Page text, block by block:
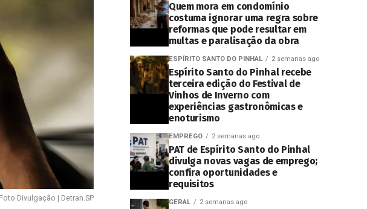
Divulgação | Detran.SP
Quem mora em condomínio
costuma ignorar uma regra sobre
reformas que pode resultar em
multas e paralisação da obra
ESPÍRITO SANTO DO PINHAL 2 semanas ago
Espírito Santo do Pinhal recebe
terceira edição do Festival de
Vinhos de Inverno com
experiências gastronômicas e
enoturismo
EMPREGO 2 semanas ago
PAT de Espírito Santo do Pinhal
divulga novas vagas de emprego;
confira oportunidades e
requisitos
GERAL 2 semanas ago